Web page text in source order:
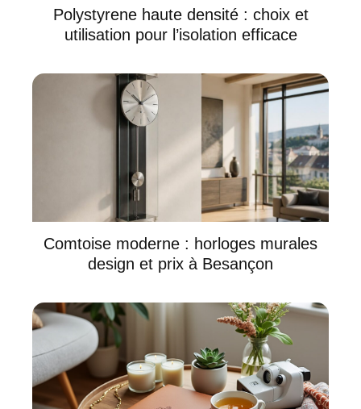
Polystyrene haute densité : choix et
utilisation pour l’isolation efficace
Comtoise moderne : horloges murales
design et prix à Besançon